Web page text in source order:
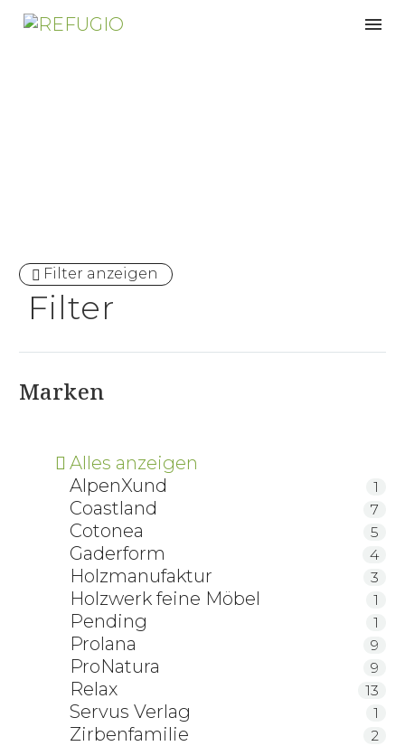
Filter anzeigen
Filter
Marken
Alles anzeigen
AlpenXund
1
Coastland 7
Cotonea 5
Gaderform 4
Holzmanufaktur 3
Holzwerk feine Möbel 1
Pending 1
Prolana 9
ProNatura 9
Relax 13
Servus Verlag 1
Zirbenfamilie 2